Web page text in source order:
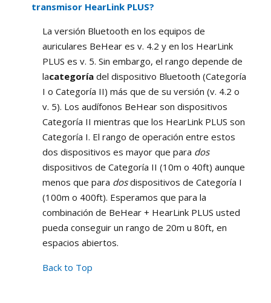
transmisor HearLink PLUS?
La versión Bluetooth en los equipos de
auriculares BeHear es v. 4.2 y en los HearLink
PLUS es v. 5. Sin embargo, el rango depende de
lacategoría del dispositivo Bluetooth (Categoría
I o Categoría II) más que de su versión (v. 4.2 o
v. 5). Los audífonos BeHear son dispositivos
Categoría II mientras que los HearLink PLUS son
Categoría I. El rango de operación entre estos
dos dispositivos es mayor que para dos
dispositivos de Categoría II (10m o 40ft) aunque
menos que para dosdispositivos de Categoría I
(100m o 400ft). Esperamos que para la
combinación de BeHear + HearLink PLUS usted
pueda conseguir un rango de 20m u 80ft, en
espacios abiertos.
Back to Top